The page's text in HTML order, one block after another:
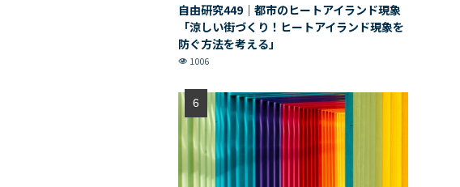
自由研究449｜都市のヒートアイランド現象
「涼しい街づくり！ヒートアイランド現象を
防ぐ方法を考える」
1006